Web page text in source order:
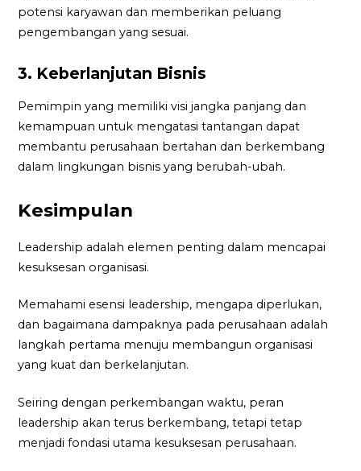
potensi karyawan dan memberikan peluang
pengembangan yang sesuai.
3. Keberlanjutan Bisnis
Pemimpin yang memiliki visi jangka panjang dan
kemampuan untuk mengatasi tantangan dapat
membantu perusahaan bertahan dan berkembang
dalam lingkungan bisnis yang berubah-ubah.
Kesimpulan
Leadership adalah elemen penting dalam mencapai
kesuksesan organisasi.
Memahami esensi leadership, mengapa diperlukan,
dan bagaimana dampaknya pada perusahaan adalah
langkah pertama menuju membangun organisasi
yang kuat dan berkelanjutan.
Seiring dengan perkembangan waktu, peran
leadership akan terus berkembang, tetapi tetap
menjadi fondasi utama kesuksesan perusahaan.